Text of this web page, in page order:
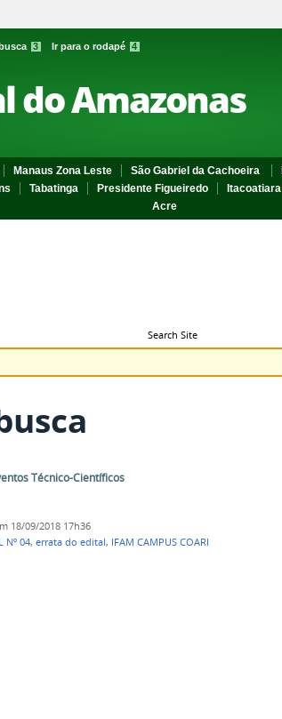
3 Ir para o rodapé 4
do Amazonas
Manaus Zona Leste São Gabriel da Cachoeira
Tabatinga Presidente Figueiredo Itacoatiara
Acre
Search Site
Técnico-Científicos
18/09/2018 17h36
Nº 04, errata do edital, IFAM CAMPUS COARI